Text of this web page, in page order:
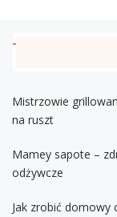
Mistrzowie
na ruszt
Mamey sapote –
odżywcze
Jak zrobić domowy